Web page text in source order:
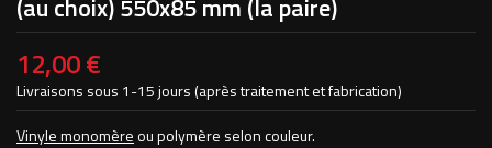
(au choix) 550x85 mm (la paire)
12,00 €
Livraisons sous 1-15 jours (après traitement et fabrication)
Vinyle monomèreou polymère selon couleur.